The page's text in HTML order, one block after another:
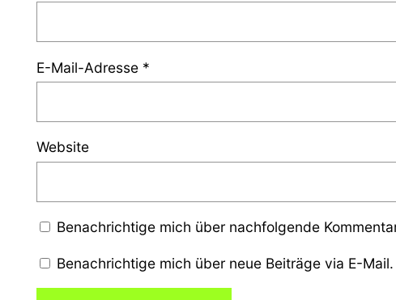
E-Mail-Adresse *
Website
Benachrichtige mich über nachfolgende
Benachrichtige mich über neue Beiträge via E-Mail.